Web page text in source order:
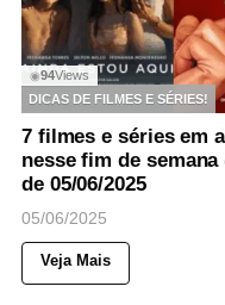
◉94Views
DICAS DE FILMES E SÉRIES!
7 filmes e séries em
nesse fim de
de 05/06/2025
05/06/2025
Veja Mais